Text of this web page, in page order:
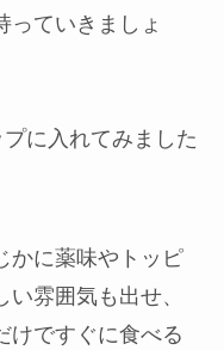
っていきましょ
に入れてみました
かに薬味やトッピ
雰囲気も出せ、
けですぐに食べる